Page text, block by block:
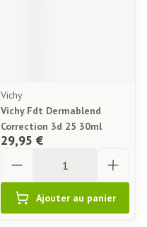
Vichy
Vichy Fdt Dermablend
Correction 3d 25 30ml
29,95 €
Ajouter au panier